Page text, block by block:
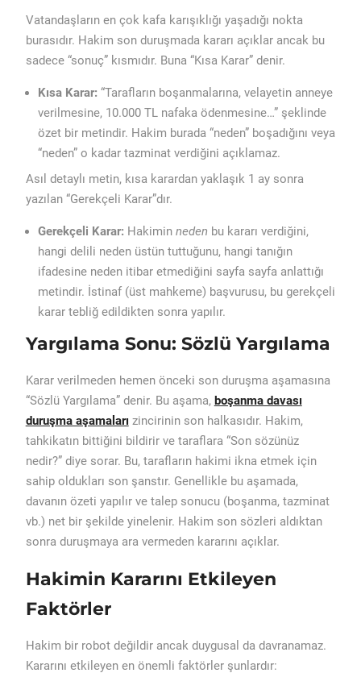
Vatandaşların en çok kafa karışıklığı yaşadığı nokta
burasıdır. Hakim son duruşmada kararı açıklar ancak bu
sadece “sonuç” kısmıdır. Buna “Kısa Karar” denir.
Kısa Karar: “Tarafların boşanmalarına, velayetin anneye
verilmesine, 10.000 TL nafaka ödenmesine…” şeklinde
özet bir metindir. Hakim burada “neden” boşadığını veya
“neden” o kadar tazminat verdiğini açıklamaz.
Asıl detaylı metin, kısa karardan yaklaşık 1 ay sonra
yazılan “Gerekçeli Karar”dır.
Gerekçeli Karar: Hakimin neden bu kararı verdiğini,
hangi delili neden üstün tuttuğunu, hangi tanığın
ifadesine neden itibar etmediğini sayfa sayfa anlattığı
metindir. İstinaf (üst mahkeme) başvurusu, bu gerekçeli
karar tebliğ edildikten sonra yapılır.
Yargılama Sonu: Sözlü Yargılama
Karar verilmeden hemen önceki son duruşma aşamasına
“Sözlü Yargılama” denir. Bu aşama, boşanma davası
duruşma aşamaları zincirinin son halkasıdır. Hakim,
tahkikatın bittiğini bildirir ve taraflara “Son sözünüz
nedir?” diye sorar. Bu, tarafların hakimi ikna etmek için
sahip oldukları son şanstır. Genellikle bu aşamada,
davanın özeti yapılır ve talep sonucu (boşanma, tazminat
vb.) net bir şekilde yinelenir. Hakim son sözleri aldıktan
sonra duruşmaya ara vermeden kararını açıklar.
Hakimin Kararını Etkileyen
Faktörler
Hakim bir robot değildir ancak duygusal da davranamaz.
Kararını etkileyen en önemli faktörler şunlardır: